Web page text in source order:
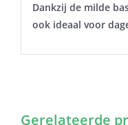
Dankzij de milde
ook ideaal voor
Gerelateerde